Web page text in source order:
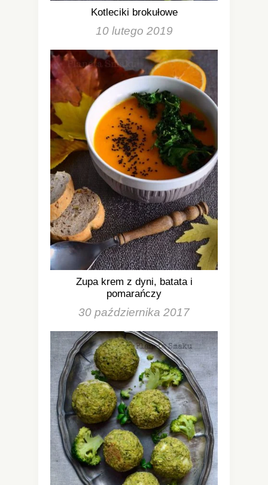
Kotleciki brokułowe
10 lutego 2019
Zupa krem z dyni, batata i
pomarańczy
30 października 2017